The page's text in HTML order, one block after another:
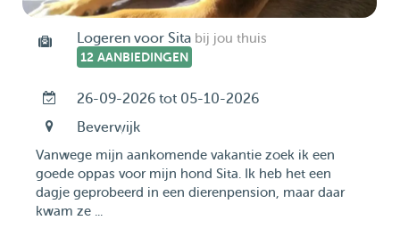
Logeren voor Sita bij jou thuis
12 AANBIEDINGEN
26-09-2026 tot 05-10-2026
Beverwijk
Vanwege mijn aankomende vakantie zoek ik een
goede oppas voor mijn hond Sita. Ik heb het een
dagje geprobeerd in een dierenpension, maar daar
kwam ze ...